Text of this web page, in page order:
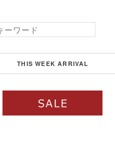
THIS WEEK ARRIVAL